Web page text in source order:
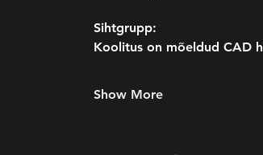
Sihtgrupp:
Koolitus on mõeldud CAD
Show More